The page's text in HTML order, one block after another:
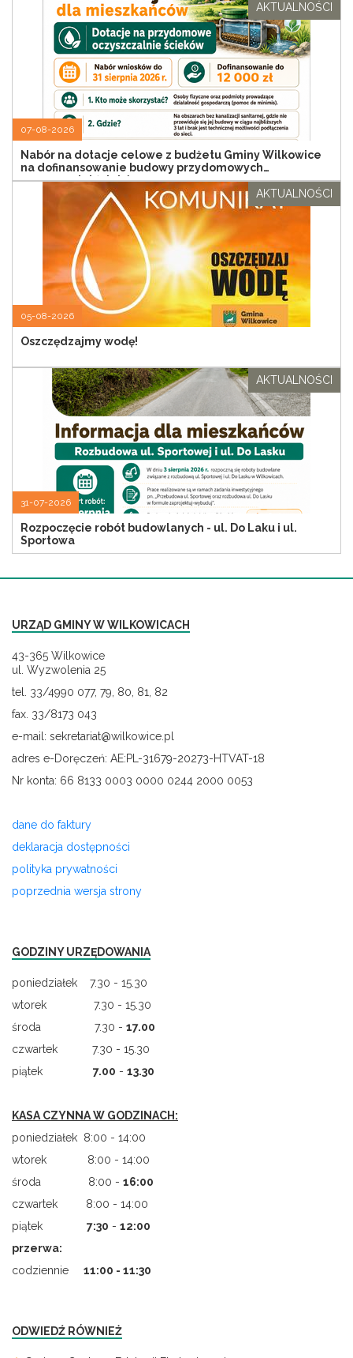
07-08-2026
Nabór na dotacje celowe z budżetu Gminy Wilkowice
na dofinansowanie budowy przydomowych
oczyszczalni ścieków
AKTUALNOŚCI
05-08-2026
Oszczędzajmy wodę!
AKTUALNOŚCI
31-07-2026
Rozpoczęcie robót budowlanych - ul. Do Laku i ul.
Sportowa
AKTUALNOŚCI
URZĄD GMINY W WILKOWICACH
43-365 Wilkowice
ul. Wyzwolenia 25
tel. 33/4990 077, 79, 80, 81, 82
fax. 33/8173 043
e-mail: sekretariat@wilkowice.pl
adres e-Doręczeń: AE:PL-31679-20273-HTVAT-18
Nr konta: 66 8133 0003 0000 0244 2000 0053
dane do faktury
deklaracja dostępności
polityka prywatności
poprzednia wersja strony
GODZINY URZĘDOWANIA
poniedziałek 7.30 - 15.30
wtorek 7.30 - 15.30
środa 7.30 - 17.00
czwartek 7.30 - 15.30
piątek 7.00 - 13.30
KASA CZYNNA W GODZINACH:
poniedziałek 8:00 - 14:00
wtorek 8:00 - 14:00
środa 8:00 - 16:00
czwartek 8:00 - 14:00
piątek 7:30 - 12:00
przerwa:
codziennie
11:00 - 11:30
ODWIEDŹ RÓWNIEŻ